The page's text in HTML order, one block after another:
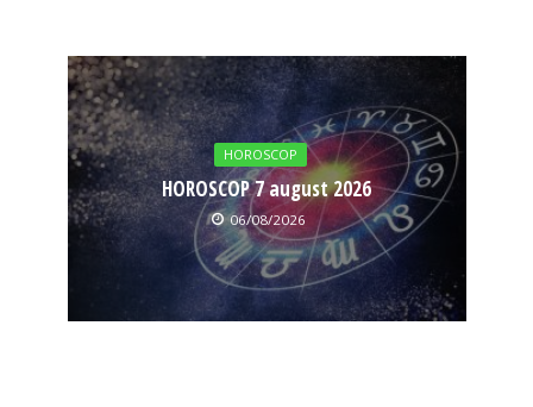
HOROSCOP
HOROSCOP 7 august 2026
06/08/2026